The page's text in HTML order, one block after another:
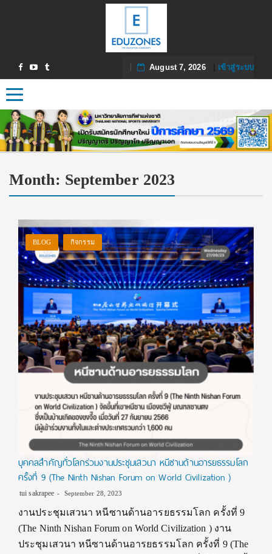
August 7, 2026| เข้าสู่ระบบ
Toggle navigation
Month: September 2023
BLOG กิจกรรม
บุคคลสำคัญทั่วโลกร่วมงานประชุมเสวนา หนีซานด้านอารยธรรมโลก
ครั้งที่ 9 (The Ninth Nishan Forum on World Civilization )
tui sakrapee September 28, 2023
งานประชุมเสวนา หนีซานด้านอารยธรรมโลก ครั้งที่ 9
(The Ninth Nishan Forum on World Civilization ) งาน
ประชุมเสวนา หนีซานด้านอารยธรรมโลก ครั้งที่ 9 (The